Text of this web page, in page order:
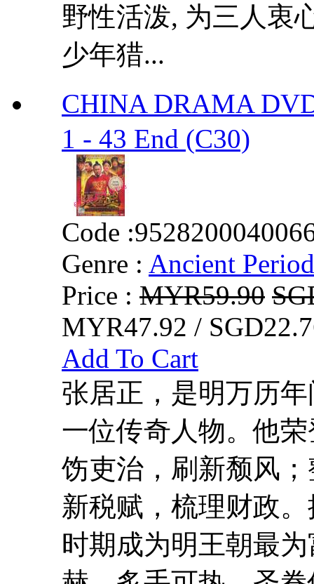
野性活泼, 为三人衷
少年猎...
CHINA DRAMA
1 - 43 End (C30)
Code :
Genre : Ancient Period
Price : MYR59.90
MYR47.92 /
Add To Cart
张居正，是明万历
一位传奇人物。他
饬吏治，刷新颓风
新税赋，梳理财政
时期成为明王朝最